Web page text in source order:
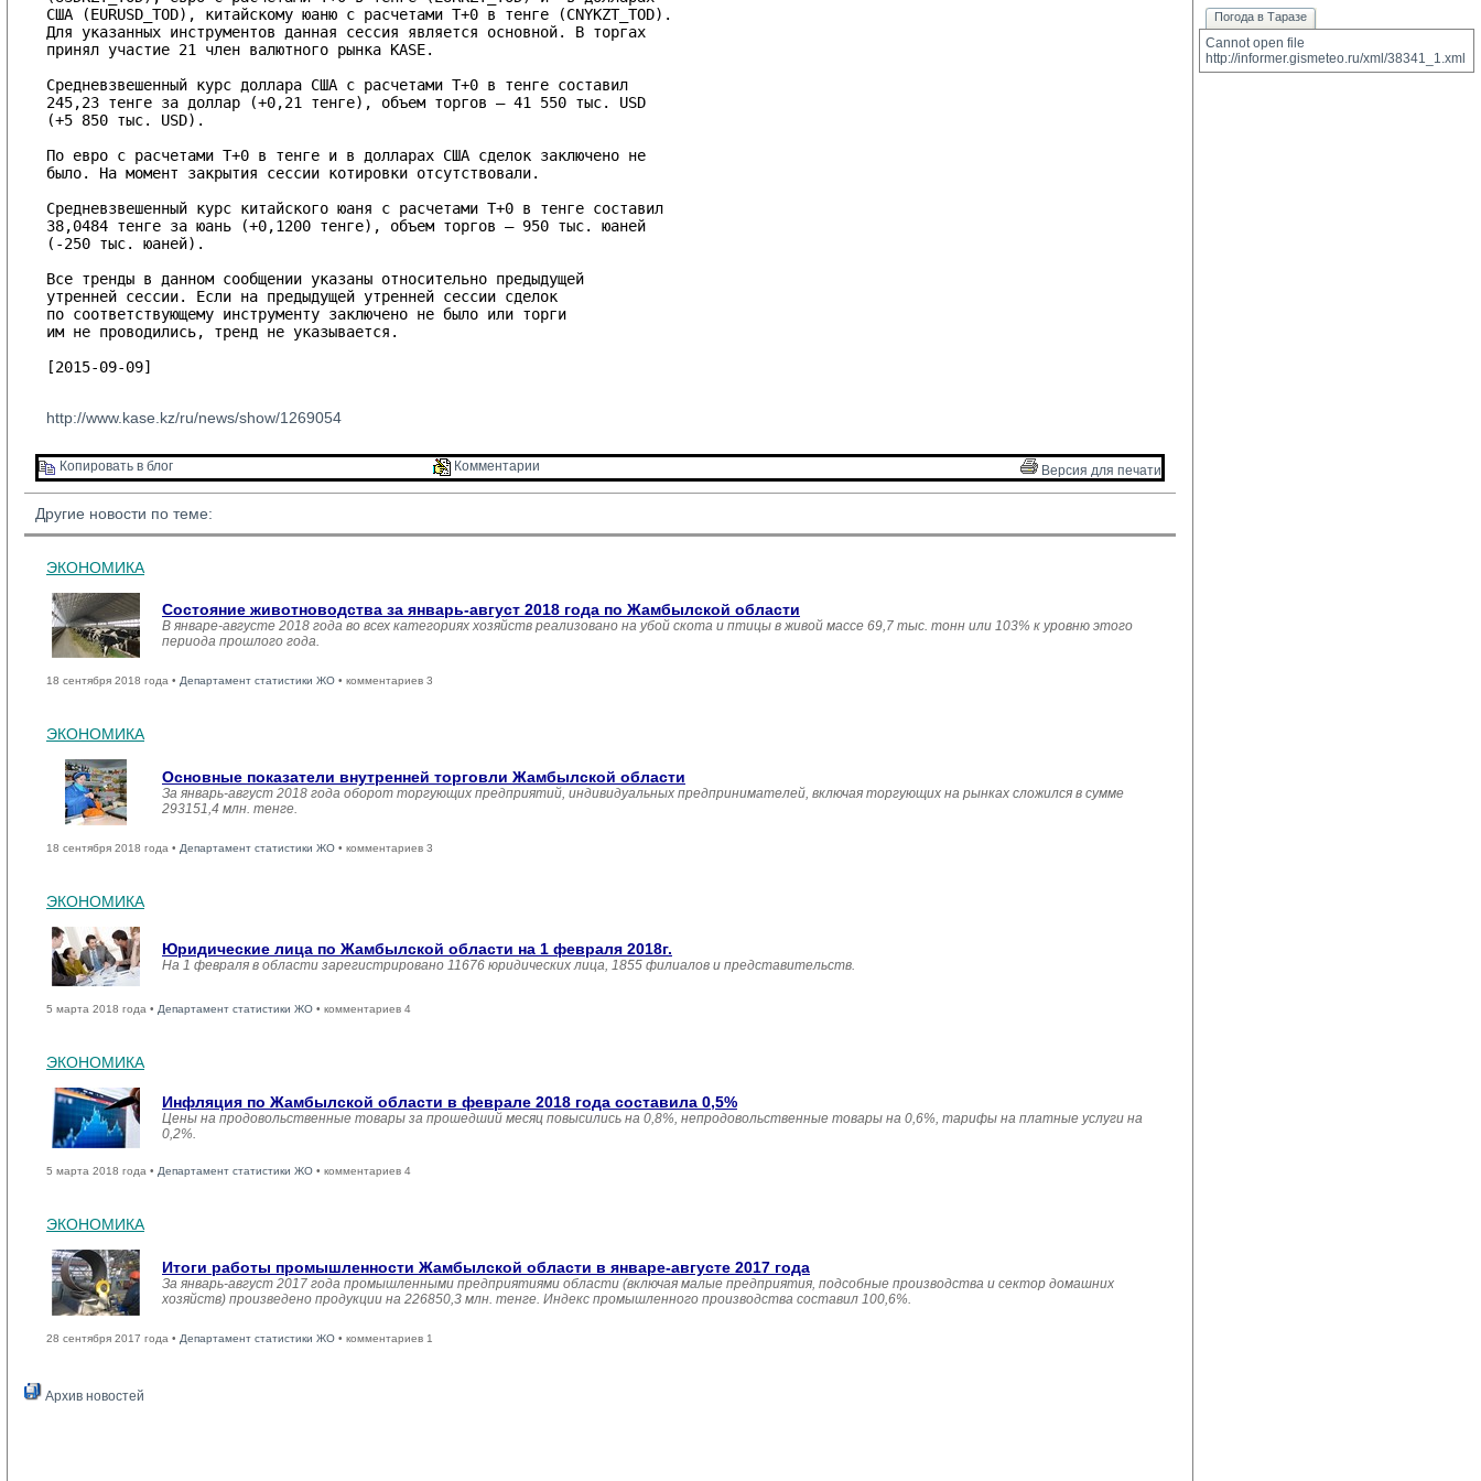
США (EURUSD_TOD), китайскому юаню с расчетами T+0 в тенге (CNYKZT_TOD).
Для указанных инструментов данная сессия является основной. В торгах
принял участие 21 член валютного рынка KASE.
Средневзвешенный курс доллара США с расчетами T+0 в тенге составил
245,23 тенге за доллар (+0,21 тенге), объем торгов – 41 550 тыс. USD
(+5 850 тыс. USD).
По евро с расчетами T+0 в тенге и в долларах США сделок заключено не
было. На момент закрытия сессии котировки отсутствовали.
Средневзвешенный курс китайского юаня с расчетами T+0 в тенге составил
38,0484 тенге за юань (+0,1200 тенге), объем торгов – 950 тыс. юаней
(-250 тыс. юаней).
Все тренды в данном сообщении указаны относительно предыдущей
утренней сессии. Если на предыдущей утренней сессии сделок
по соответствующему инструменту заключено не было или торги
им не проводились, тренд не указывается.
[2015-09-09]
http://www.kase.kz/ru/news/show/1269054
Копировать в блог Комментарии Версия для печати
Другие новости по теме:
ЭКОНОМИКА
Состояние животноводства за январь-август 2018 года по Жамбылской области
В январе-августе 2018 года во всех категориях хозяйств реализовано на убой скота и птицы в живой массе 69,7 тыс. тонн или 103% к уровню этого
периода прошлого года.
18 сентября 2018 года • Департамент статистики ЖО • комментариев 3
ЭКОНОМИКА
Основные показатели внутренней торговли Жамбылской области
За январь-август 2018 года оборот торгующих предприятий, индивидуальных предпринимателей, включая торгующих на рынках сложился в сумме
293151,4 млн. тенге.
18 сентября 2018 года • Департамент статистики ЖО • комментариев 3
ЭКОНОМИКА
Юридические лица по Жамбылской области на 1 февраля 2018г.
На 1 февраля в области зарегистрировано 11676 юридических лица, 1855 филиалов и представительств.
5 марта 2018 года • Департамент статистики ЖО • комментариев 4
ЭКОНОМИКА
Инфляция по Жамбылской области в феврале 2018 года составила 0,5%
Цены на продовольственные товары за прошедший месяц повысились на 0,8%, непродовольственные товары на 0,6%, тарифы на платные услуги на
0,2%.
5 марта 2018 года • Департамент статистики ЖО • комментариев 4
ЭКОНОМИКА
Итоги работы промышленности Жамбылской области в январе-августе 2017 года
За январь-август 2017 года промышленными предприятиями области (включая малые предприятия, подсобные производства и сектор домашних
хозяйств) произведено продукции на 226850,3 млн. тенге. Индекс промышленного производства составил 100,6%.
28 сентября 2017 года • Департамент статистики ЖО • комментариев 1
Архив новостей
Погода в Таразе
Cannot open file
http://informer.gismeteo.ru/xml/38341_1.xml